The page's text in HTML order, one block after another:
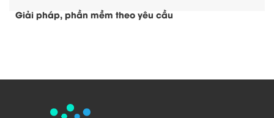
Giải pháp, phần mềm theo yêu cầu